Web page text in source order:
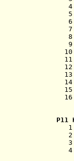
4
5
6
7
8
9
10
11
12
13
14
15
16
P11
1
2
3